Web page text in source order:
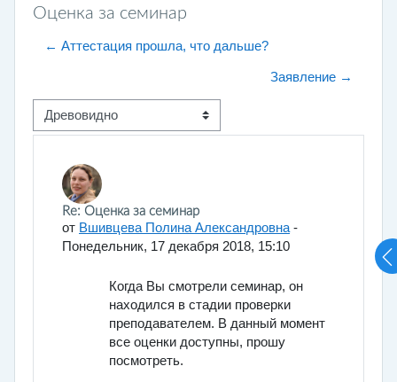
Оценка за семинар
← Аттестация прошла, что дальше?
Заявление →
Режим отображения
Re: Оценка за семинар
от Вшивцева Полина Александровна-
Понедельник, 17 декабря 2018, 15:10
Количество ответов: 0
Когда Вы смотрели семинар, он
находился в стадии проверки
преподавателем. В данный момент
все оценки доступны, прошу
посмотреть.